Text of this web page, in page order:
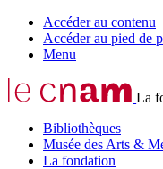
Accéder au contenu
Accéder au pied de
Menu
La
Bibliothèques
Musée des Arts &
La fondation